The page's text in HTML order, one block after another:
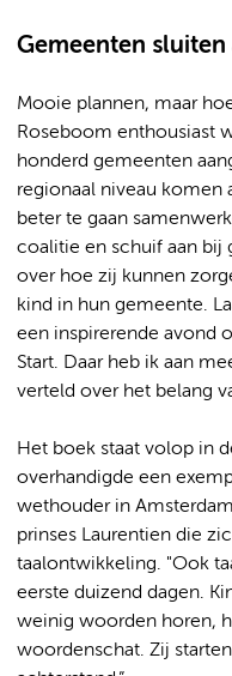
Gemeenten sluiten
Mooie plannen, maar
Roseboom enthousiast
honderd gemeenten
regionaal niveau komen
beter te gaan
coalitie en schuif aan
over hoe zij kunnen
kind in hun gemeente.
een inspirerende avond
Start. Daar heb ik aan
verteld over het belang
Het boek staat volop in
overhandigde een
wethouder in
prinses Laurentien die
taalontwikkeling. "Ook
eerste duizend dagen.
weinig woorden horen,
woordenschat. Zij